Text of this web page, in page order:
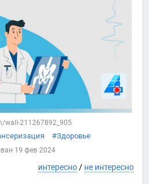
wall-211267892_905
#Здоровье
19 фев 2024
интересно / не интересно